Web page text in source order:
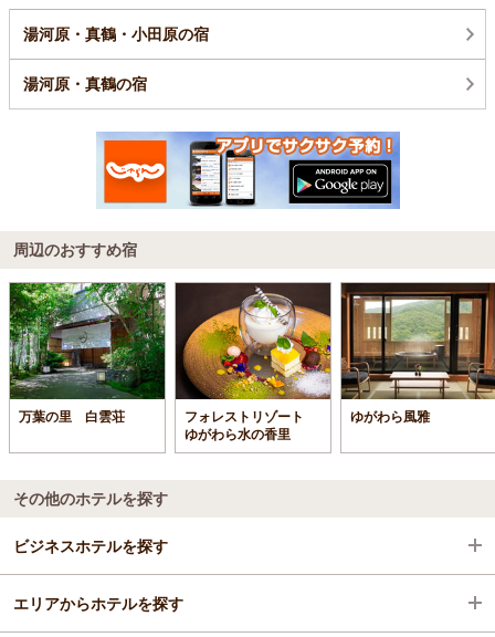
湯河原・真鶴・小田原の宿
湯河原・真鶴の宿
周辺のおすすめ宿
万葉の里 白雲荘
フォレストリゾート
ゆがわら水の香里
ゆがわら風雅
その他のホテルを探す
ビジネスホテルを探す
神奈川県
エリアからホテルを探す